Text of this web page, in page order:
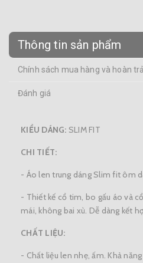
Thông tin sản phẩm
Chính sách mua hàng và hoàn trả
Đánh giá
KIỂU DÁNG: SLIM FIT
CHI TIẾT:
- Áo len trung dáng Slim fit ôm
- Thiết kế cổ tim, bo gấu áo và
mái, không bai xù. Dễ dàng kết
CHẤT LIỆU:
- Chất liệu len nhẹ, ấm. Khả